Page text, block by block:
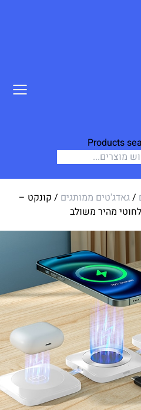
Products
גאדג'טים ממותגים/ קונקט –
מהיר משולב